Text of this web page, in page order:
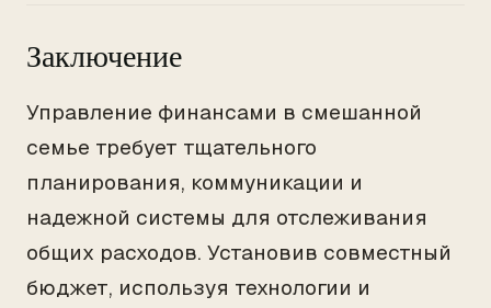
Заключение
Управление финансами в смешанной
семье требует тщательного
планирования, коммуникации и
надежной системы для отслеживания
общих расходов. Установив совместный
бюджет, используя технологии и